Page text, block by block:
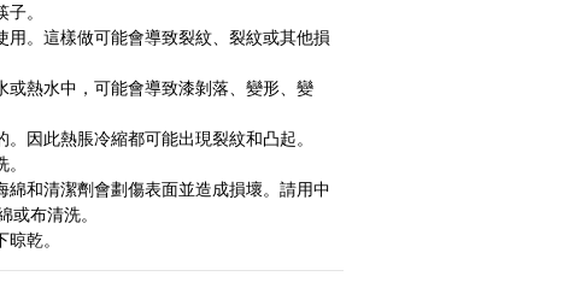
。
用。這樣做可能會導致裂紋、裂紋或其他損
或熱水中，可能會導致漆剝落、變形、變
因此熱脹冷縮都可能出現裂紋和凸起。
綿和清潔劑會劃傷表面並造成損壞。請用中
或布清洗。
乾。